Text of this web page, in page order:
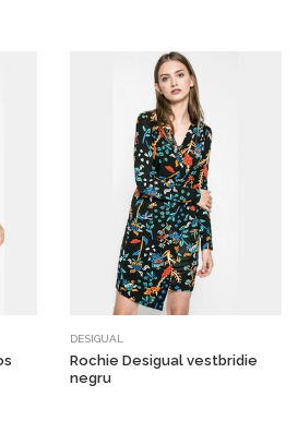
DESIGUAL
Rochie Desigual vestbridie
negru